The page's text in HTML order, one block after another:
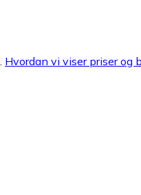
Hvordan vi viser priser og